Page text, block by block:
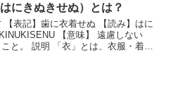
にきぬきせぬ）とは？
意味】 遠慮しない
衣服・着物